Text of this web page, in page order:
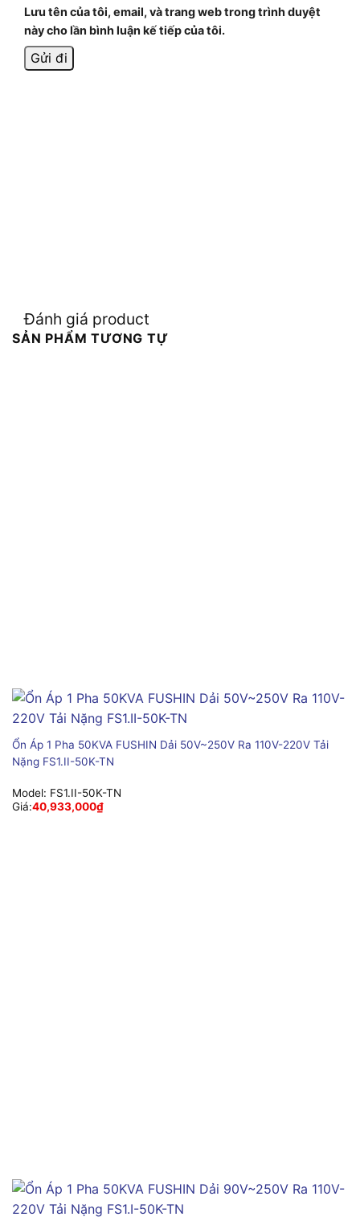
Lưu tên của tôi, email, và trang web trong trình duyệt
này cho lần bình luận kế tiếp của tôi.
Đánh giá product
SẢN PHẨM TƯƠNG TỰ
Ổn Áp 1 Pha 50KVA FUSHIN Dải 50V~250V Ra 110V-220V Tải
Nặng FS1.II-50K-TN
Model: FS1.II-50K-TN
Giá:40,933,000₫